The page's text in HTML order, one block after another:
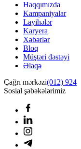
Haqqımızda
Kampaniyalar
Layihələr
Karyera
Xəbərlər
Bloq
Müştəri dəstəyi
Əlaqə
Çağrı mərkəzi(012) 924
Sosial şəbəkələrimiz